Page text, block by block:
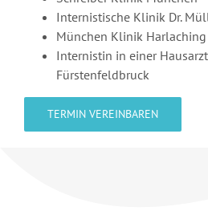
Internistische Klinik Dr.
München Klinik Harlaching
Internistin in einer
Fürstenfeldbruck
TERMIN VEREINBAREN